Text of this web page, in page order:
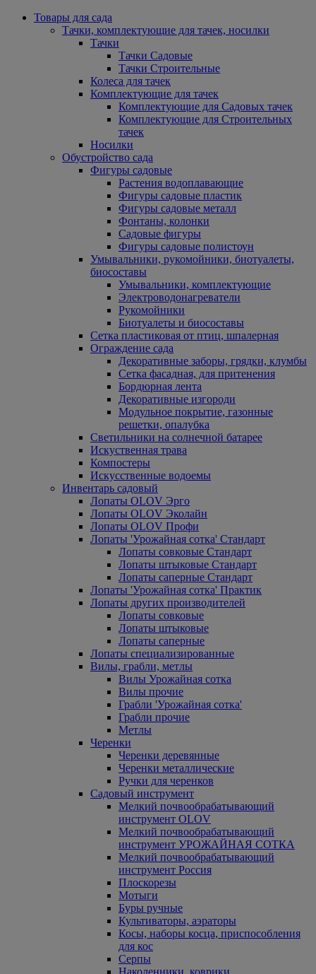
Товары для сада
Тачки, комплектующие для тачек, носилки
Тачки
Тачки Садовые
Тачки Строительные
Колеса для тачек
Комплектующие для тачек
Комплектующие для Садовых тачек
Комплектующие для Строительных
тачек
Носилки
Обустройство сада
Фигуры садовые
Растения водоплавающие
Фигуры садовые пластик
Фигуры садовые металл
Фонтаны, колонки
Садовые фигуры
Фигуры садовые полистоун
Умывальники, рукомойники, биотуалеты,
биосоставы
Умывальники, комплектующие
Электроводонагреватели
Рукомойники
Биотуалеты и биосоставы
Сетка пластиковая от птиц, шпалерная
Ограждение сада
Декоративные заборы, грядки, клумбы
Сетка фасадная, для притенения
Бордюрная лента
Декоративные изгороди
Модульное покрытие, газонные
решетки, опалубка
Светильники на солнечной батарее
Искуственная трава
Компостеры
Искусственные водоемы
Инвентарь садовый
Лопаты OLOV Эрго
Лопаты OLOV Эколайн
Лопаты OLOV Профи
Лопаты 'Урожайная сотка' Стандарт
Лопаты совковые Стандарт
Лопаты штыковые Стандарт
Лопаты саперные Стандарт
Лопаты 'Урожайная сотка' Практик
Лопаты других производителей
Лопаты совковые
Лопаты штыковые
Лопаты саперные
Лопаты специализированные
Вилы, грабли, метлы
Вилы Урожайная сотка
Вилы прочие
Грабли 'Урожайная сотка'
Грабли прочие
Метлы
Черенки
Черенки деревянные
Черенки металлические
Ручки для черенков
Садовый инструмент
Мелкий почвообрабатывающий
инструмент OLOV
Мелкий почвообрабатывающий
инструмент УРОЖАЙНАЯ СОТКА
Мелкий почвообрабатывающий
инструмент Россия
Плоскорезы
Мотыги
Буры ручные
Культиваторы, аэраторы
Косы, наборы косца, приспособления
для кос
Серпы
Наколенники, коврики